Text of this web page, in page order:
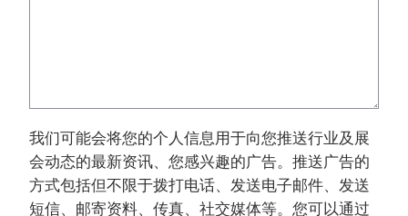
我们可能会将您的个人信息用于向您推送行业及展
会动态的最新资讯、您感兴趣的广告。推送广告的
方式包括但不限于拨打电话、发送电子邮件、发送
短信、邮寄资料、传真、社交媒体等。您可以通过